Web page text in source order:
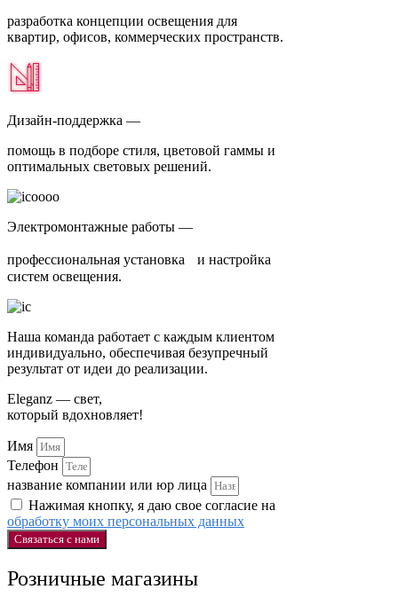
разработка концепции освещения для
квартир, офисов, коммерческих пространств.
Дизайн-поддержка —
помощь в подборе стиля, цветовой гаммы и
оптимальных световых решений.
Электромонтажные работы —
профессиональная установка и настройка
систем освещения.
Наша команда работает с каждым клиентом
индивидуально, обеспечивая безупречный
результат от идеи до реализации.
Eleganz — свет,
который вдохновляет!
Имя
Телефон
название компании или юр лица
Нажимая кнопку, я даю свое согласие на
обработку моих персональных данных
Связаться с нами
Розничные магазины